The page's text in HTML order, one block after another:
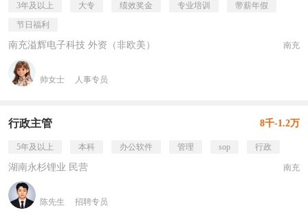
3年及以上 大专 绩效奖金 专业培训
带薪年假
节日福利
南充溢辉电子科技 外资（非欧美） 南充
帅女士 人事专员
行政主管 8千-1.2万
5年及以上 本科 办公软件 管理 sop 行政
湖南永杉锂业 民营 南充
陈先生 招聘专员